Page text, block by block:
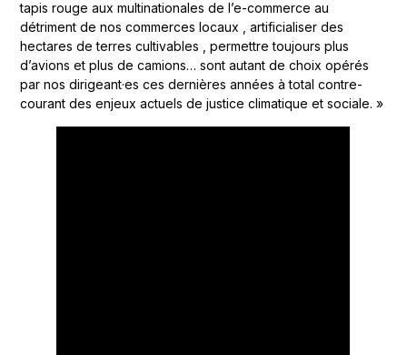
tapis rouge aux multinationales de l’e-commerce au
détriment de nos commerces locaux , artificialiser des
hectares de terres cultivables , permettre toujours plus
d’avions et plus de camions… sont autant de choix opérés
par nos dirigeant·es ces dernières années à total contre-
courant des enjeux actuels de justice climatique et sociale. »